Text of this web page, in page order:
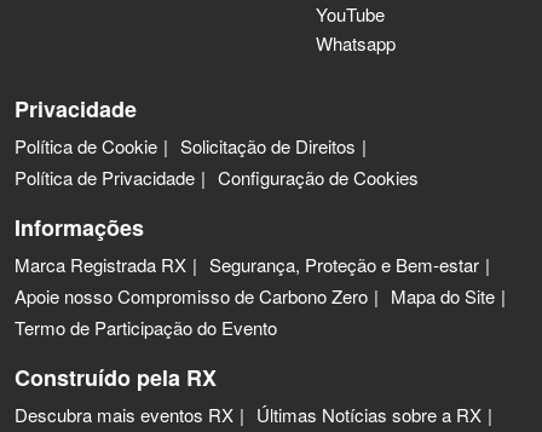
YouTube
Whatsapp
Privacidade
Política de Cookie
Solicitação de Direitos
Política de Privacidade
Configuração de Cookies
Informações
Marca Registrada RX
Segurança, Proteção e Bem-estar
Apoie nosso Compromisso de Carbono Zero
Mapa do Site
Termo de Participação do Evento
Construído pela RX
Descubra mais eventos RX
Últimas Notícias sobre a RX